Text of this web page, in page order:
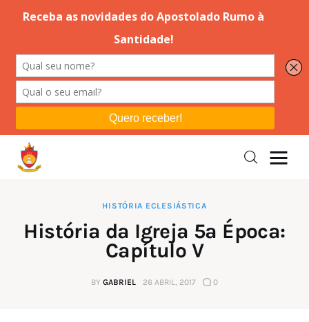
Editorial
Orações
Instruções
Espiritualidade
HISTÓRIA ECLESIÁSTICA
História da Igreja 5ª Época:
Capítulo V
BY GABRIEL 26 ABRIL, 2017 0